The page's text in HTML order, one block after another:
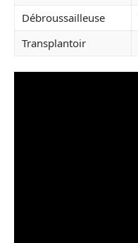
Débroussailleuse
Transplantoir